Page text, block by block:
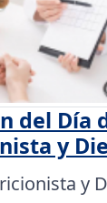
del Día
y
y